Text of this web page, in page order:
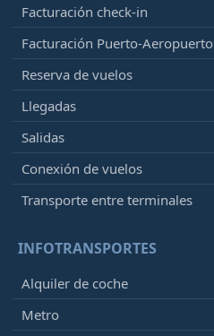
Facturación check-in
Facturación Puerto-Aeropuerto
Reserva de vuelos
Llegadas
Salidas
Conexión de vuelos
Transporte entre terminales
INFOTRANSPORTES
Alquiler de coche
Metro